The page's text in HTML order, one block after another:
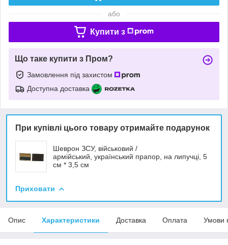
або
Купити з
Що таке купити з Пром?
Замовлення під захистом
Доступна доставка
При купівлі цього товару отримайте подарунок
Шеврон ЗСУ, військовий /
армійський, український прапор, на липучці, 5
см * 3,5 см
Приховати
Опис Характеристики Доставка Оплата Умови